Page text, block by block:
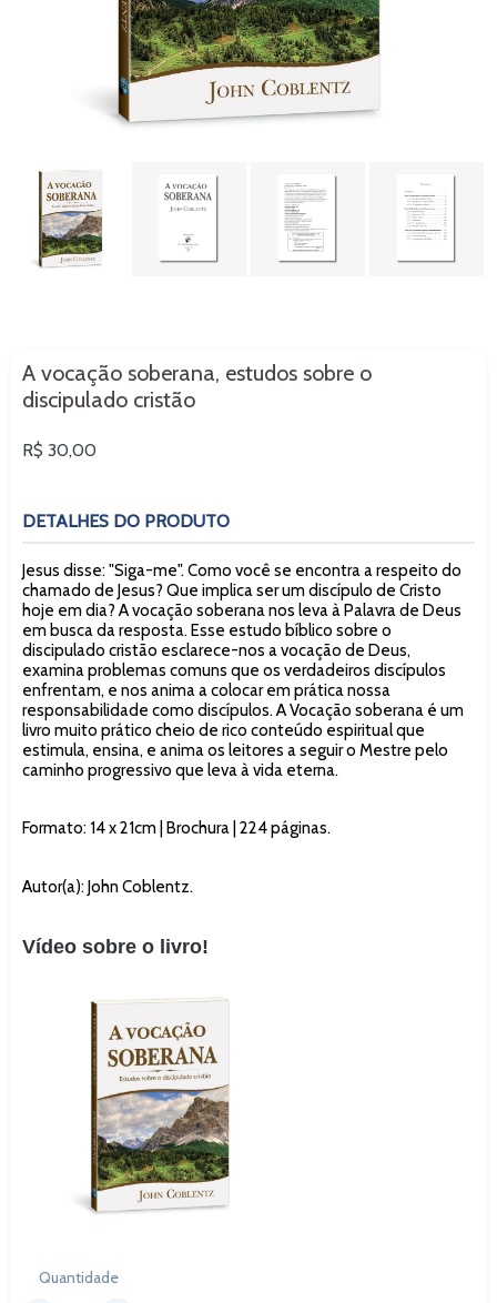
A vocação soberana, estudos sobre o
discipulado cristão
Preço
R$ 30,00
DETALHES DO PRODUTO
Jesus disse: "Siga-me". Como você se encontra a respeito do
chamado de Jesus? Que implica ser um discípulo de Cristo
hoje em dia? A vocação soberana nos leva à Palavra de Deus
em busca da resposta. Esse estudo bíblico sobre o
discipulado cristão esclarece-nos a vocação de Deus,
examina problemas comuns que os verdadeiros discípulos
enfrentam, e nos anima a colocar em prática nossa
responsabilidade como discípulos. A Vocação soberana é um
livro muito prático cheio de rico conteúdo espiritual que
estimula, ensina, e anima os leitores a seguir o Mestre pelo
caminho progressivo que leva à vida eterna.
Formato: 14 x 21cm | Brochura | 224 páginas.
Autor(a): John Coblentz.
Vídeo sobre o livro!
Quantidade